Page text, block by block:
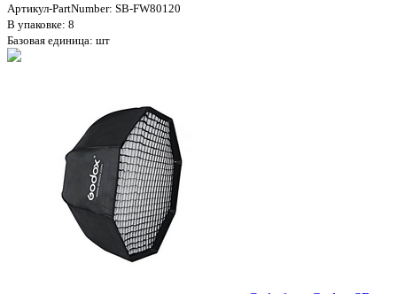
Артикул-PartNumber: SB-FW80120
В упаковке: 8
Базовая единица: шт